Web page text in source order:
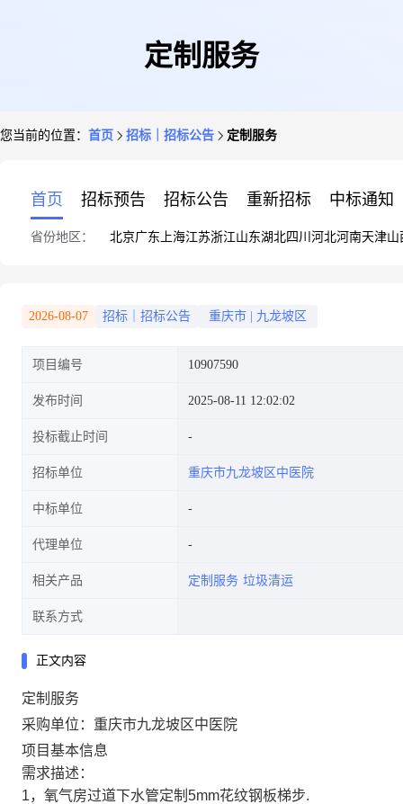
定制服务
您当前的位置： 首页 招标｜招标公告 定制服务
首页 招标预告 招标公告 重新招标 中标通知
省份地区： 北京广东 上海江苏浙江山东湖北四川 河北河南天津山
2026-08-07 招标｜招标公告 重庆市 九龙坡区
项目编号 10907590
发布时间 2025-08-11 12:02:02
投标截止时间
招标单位 重庆市九龙坡区中医院
中标单位
代理单位
相关产品 定制服务 垃圾清运
联系方式
正文内容
定制服务
采购单位：重庆市九龙坡区中医院
项目基本信息
需求描述：
1，氧气房过道下水管定制5mm花纹钢板梯步.